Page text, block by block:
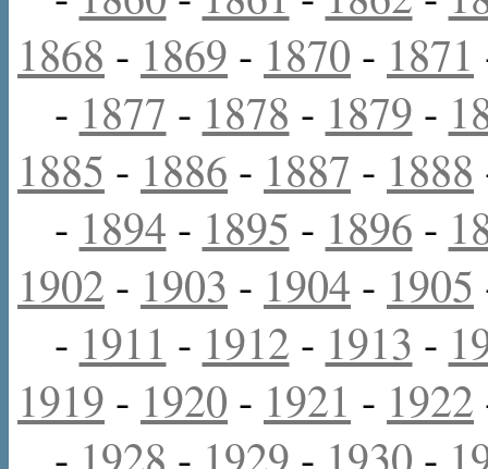
1868 - 1869 - 1870 - 1871
- 1877 - 1878 - 1879 -
1885 - 1886 - 1887 - 1888
- 1894 - 1895 - 1896 -
1902 - 1903 - 1904 - 1905
- 1911 - 1912 - 1913 -
1919 - 1920 - 1921 - 1922
- 1928 - 1929 - 1930 -